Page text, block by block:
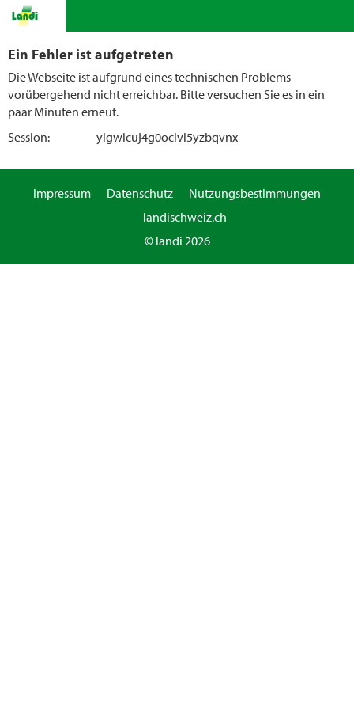
Ein Fehler ist aufgetreten
Die Webseite ist aufgrund eines technischen Problems
vorübergehend nicht erreichbar. Bitte versuchen Sie es in ein
paar Minuten erneut.
Session:
ylgwicuj4g0oclvi5yzbqvnx
Impressum Datenschutz
Nutzungsbestimmungen
landischweiz.ch
© landi 2026